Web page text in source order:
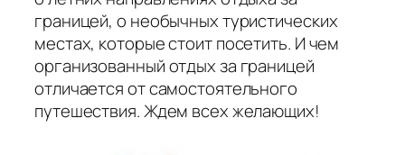
границей, о необычных туристических
местах, которые стоит посетить. И чем
организованный отдых за границей
отличается от самостоятельного
путешествия. Ждем всех желающих!